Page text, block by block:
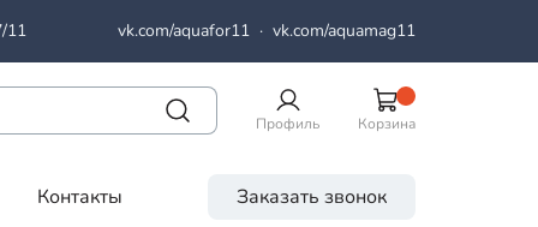
11 vk.com/aquafor11· vk.com/aquamag11
Профиль Корзина
Контакты Заказать звонок